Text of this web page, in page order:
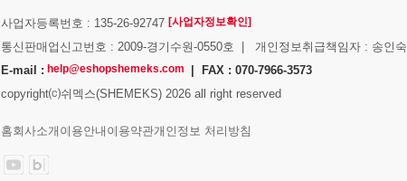
사업자등록번호 : 135-26-92747 [사업자정보확인]
통신판매업신고번호 : 2009-경기수원-0550호 | 개인정보취급책임자 : 송인숙
E-mail : help@eshopshemeks.com
| FAX : 070-7966-3573
copyright⒞쉬멕스(SHEMEKS) 2026 all right reserved
홈회사소개 이용안내 이용약관개인정보 처리방침